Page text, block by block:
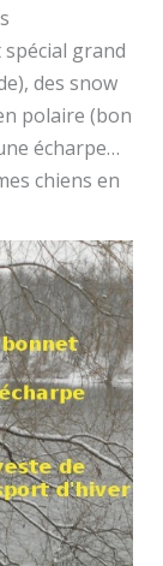
grand
des snow
polaire (bon
écharpe…
chiens en